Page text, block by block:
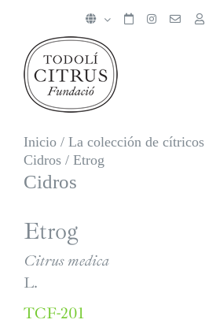
contenido
Inicio / La colección de cítricos
Cidros / Etrog
Cidros
Etrog
Citrus medica
L.
TCF-201